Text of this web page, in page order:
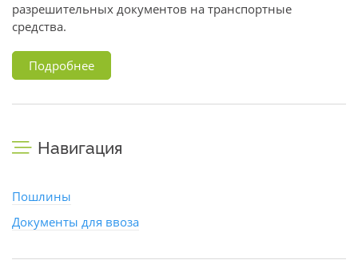
разрешительных документов на транспортные
средства.
Подробнее
Навигация
Пошлины
Документы для ввоза